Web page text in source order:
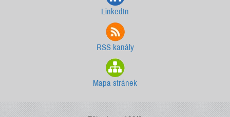
LinkedIn
RSS kanály
Mapa stránek